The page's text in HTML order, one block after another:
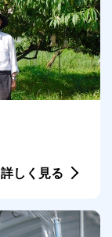
詳しく見る